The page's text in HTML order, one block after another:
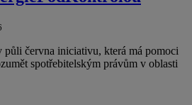
půli června iniciativu, která má pomoci
spotřebitelským právům v oblasti